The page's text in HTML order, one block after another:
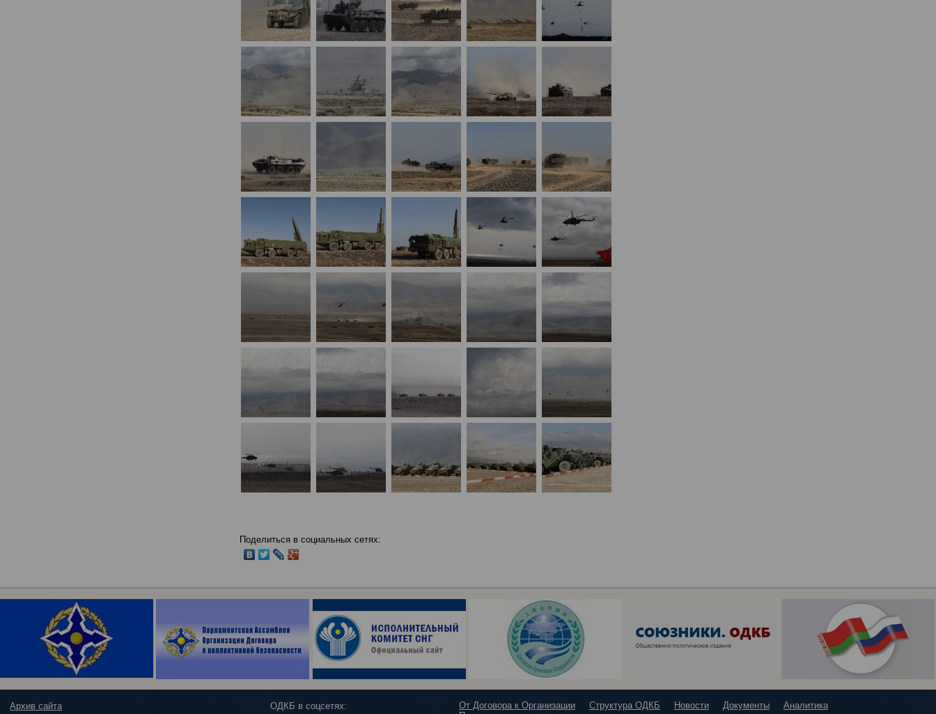
Поделиться в социальных сетях:
Архив сайта ОДКБ в соцсетях: От Договора к Организации Структура ОДКБ Новости Документы
Аналитика